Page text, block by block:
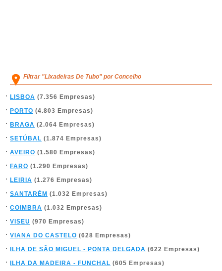
Filtrar "Lixadeiras De Tubo" por Concelho
LISBOA (7.356 Empresas)
PORTO (4.803 Empresas)
BRAGA (2.064 Empresas)
SETÚBAL (1.874 Empresas)
AVEIRO (1.580 Empresas)
FARO (1.290 Empresas)
LEIRIA (1.276 Empresas)
SANTARÉM (1.032 Empresas)
COIMBRA (1.032 Empresas)
VISEU (970 Empresas)
VIANA DO CASTELO (628 Empresas)
ILHA DE SÃO MIGUEL - PONTA DELGADA (622 Empresas)
ILHA DA MADEIRA - FUNCHAL (605 Empresas)